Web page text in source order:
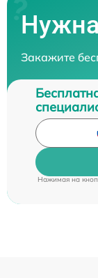
Закажите
Нажимая на